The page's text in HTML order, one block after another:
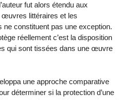
fut alors étendu aux
littéraires et les
ne constituent pas une exception.
réellement c’est la disposition
qui sont tissées dans une œuvre
une approche comparative
déterminer si la protection d’une